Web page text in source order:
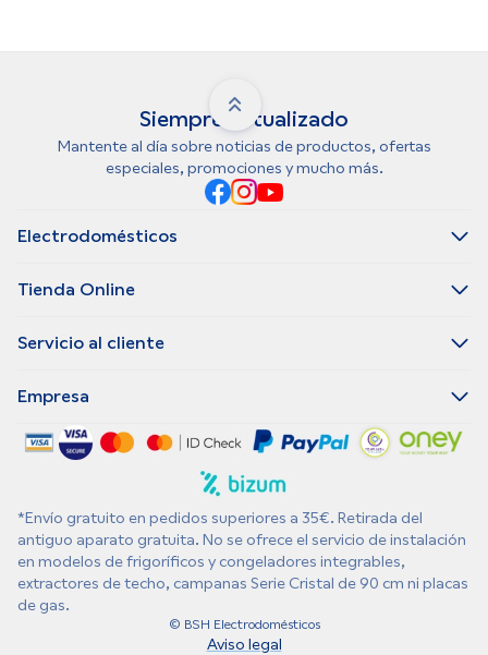
Siempre actualizado
Mantente al día sobre noticias de productos, ofertas
especiales, promociones y mucho más.
Electrodomésticos
Tienda Online
Servicio al cliente
Empresa
*Envío gratuito en pedidos superiores a 35€. Retirada del
antiguo aparato gratuita. No se ofrece el servicio de instalación
en modelos de frigoríficos y congeladores integrables,
extractores de techo, campanas Serie Cristal de 90 cm ni placas
de gas.
© BSH Electrodomésticos
Aviso legal